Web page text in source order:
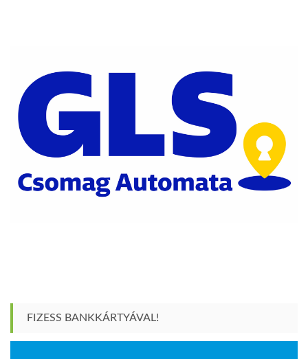
FIZESS BANKKÁRTYÁVAL!